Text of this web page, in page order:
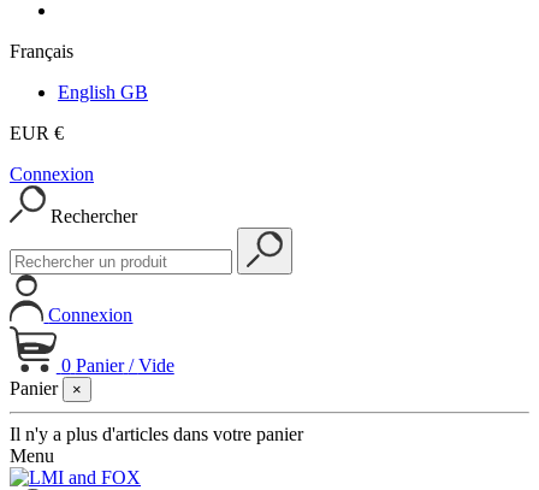
Français
English GB
EUR €
Connexion
Rechercher
Connexion
0 Panier /Vide
Panier
×
Il n'y a plus d'articles dans votre panier
Menu